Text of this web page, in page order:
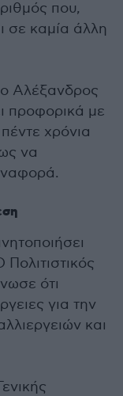
που,
σε καμία άλλη
ο Αλέξανδρος
προφορικά με
χρόνια
να
ότι
για την
και